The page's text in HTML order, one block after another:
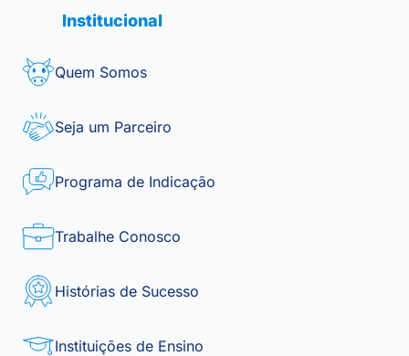
Institucional
Quem Somos
Seja um Parceiro
Programa de Indicação
Trabalhe Conosco
Histórias de Sucesso
Instituições de Ensino